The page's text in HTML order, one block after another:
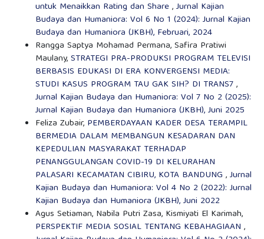
untuk Menaikkan Rating dan Share,Jurnal Kajian
Budaya dan Humaniora: Vol 6 No 1 (2024): Jurnal Kajian
Budaya dan Humaniora (JKBH), Februari, 2024
Rangga Saptya Mohamad Permana, Safira Pratiwi
Maulany,STRATEGI PRA-PRODUKSI PROGRAM TELEVISI
BERBASIS EDUKASI DI ERA KONVERGENSI MEDIA:
STUDI KASUS PROGRAM TAU GAK SIH? DI TRANS7,
Jurnal Kajian Budaya dan Humaniora: Vol 7 No 2 (2025):
Jurnal Kajian Budaya dan Humaniora (JKBH), Juni 2025
Feliza Zubair, PEMBERDAYAAN KADER DESA TERAMPIL
BERMEDIA DALAM MEMBANGUN KESADARAN DAN
KEPEDULIAN MASYARAKAT TERHADAP
PENANGGULANGAN COVID-19 DI KELURAHAN
PALASARI KECAMATAN CIBIRU, KOTA BANDUNG ,Jurnal
Kajian Budaya dan Humaniora: Vol 4 No 2 (2022): Jurnal
Kajian Budaya dan Humaniora (JKBH), Juni 2022
Agus Setiaman, Nabila Putri Zasa, Kismiyati El Karimah,
PERSPEKTIF MEDIA SOSIAL TENTANG KEBAHAGIAAN ,